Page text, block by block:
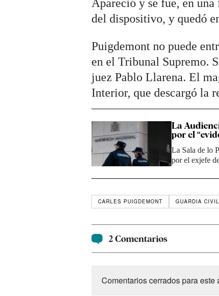
Apareció y se fue, en
del dispositivo, y quedó
Puigdemont no puede
en el Tribunal Supremo.
juez Pablo Llarena. El
Interior, que descargó la
La
por el
La Sala de lo
por el exjefe
CARLES PUIGDEMONT GUARDIA CIVIL
2 Comentarios
Comentarios cerrados para este